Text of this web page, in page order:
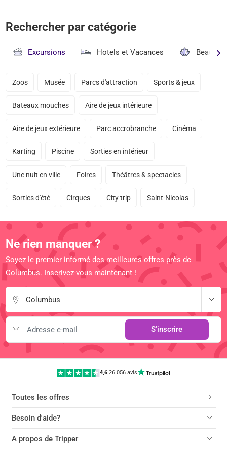
Rechercher par catégorie
Excursions Hotels et Vacances Beauté
Zoos Musée Parcs d'attraction Sports & jeux
Bateaux mouches Aire de jeux intérieure
Aire de jeux extérieure Parc accrobranche Cinéma
Karting Piscine Sorties en intérieur
Une nuit en ville Foires Théâtres & spectacles
Sorties d'été Cirques City trip Saint-Nicolas
Ne rien manquer ?
Soyez le premier informé des meilleures offres près de
Columbus. Inscrivez-vous maintenant !
Columbus
S'inscrire
4,6 |26 056 avis
Toutes les offres
Besoin d'aide?
A propos de Tripper